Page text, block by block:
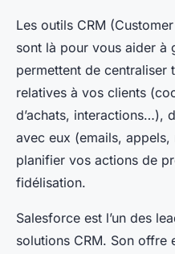
Les outils CRM
sont là pour vous aider à
permettent de centraliser
relatives à vos clients
d’achats, interactions…),
avec eux (emails,
planifier vos actions de
fidélisation.
Salesforce est l’un des
solutions CRM. Son offre